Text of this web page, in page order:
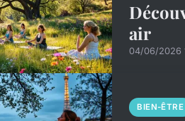
air
04/06/2026
BIEN-ÊTRE